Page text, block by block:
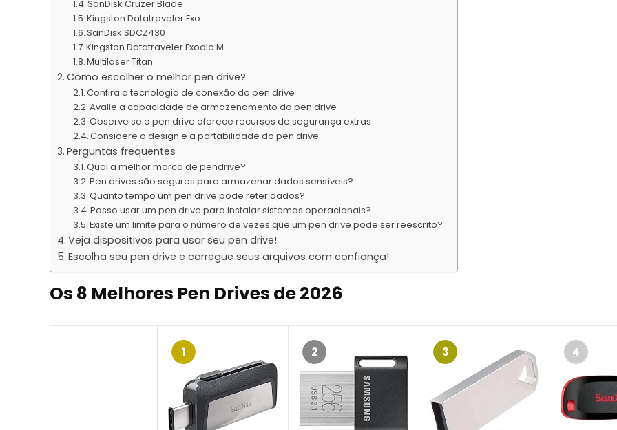
SanDisk Cruzer Blade
Kingston Datatraveler Exo
SanDisk SDCZ430
Kingston Datatraveler Exodia M
Multilaser Titan
Como escolher o melhor pen drive?
Confira a tecnologia de conexão do pen drive
Avalie a capacidade de armazenamento do pen drive
Observe se o pen drive oferece recursos de segurança extras
Considere o design e a portabilidade do pen drive
Perguntas frequentes
Qual a melhor marca de pendrive?
Pen drives são seguros para armazenar dados sensíveis?
Quanto tempo um pen drive pode reter dados?
Posso usar um pen drive para instalar sistemas operacionais?
Existe um limite para o número de vezes que um pen drive pode ser reescrito?
Veja dispositivos para usar seu pen drive!
Escolha seu pen drive e carregue seus arquivos com confiança!
Os 8 Melhores Pen Drives de 2026
1 2 3 4